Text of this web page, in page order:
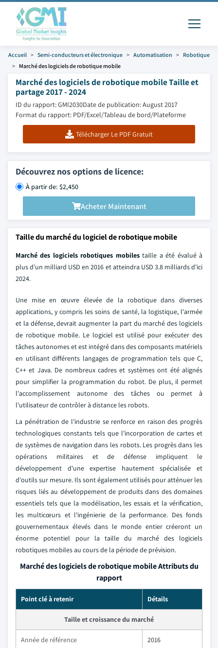
Accueil Semi-conducteurs et électronique Automatisation
Robotique
Marché des logiciels de robotique mobile
Marché des logiciels de robotique mobile Taille et
partage 2017 - 2024
ID du rapport: GMI2030Date de publication: August 2017
Format du rapport: PDF/Excel/Tableau de bord/Plateforme
Télécharger Le PDF Gratuit
Découvrez nos options de licence:
À partir de: $2,450
Acheter Maintenant
Taille du marché du logiciel de robotique mobile
Marché des logiciels robotiques mobilestaille a été évalué à
plus d'un milliard USD en 2016 et atteindra USD 3.8 milliards d'ici
2024.
Une mise en œuvre élevée de la robotique dans diverses
applications, y compris les soins de santé, la logistique, l'armée
et la défense, devrait augmenter la part du marché des logiciels
de robotique mobile. Le logiciel est utilisé pour exécuter des
tâches autonomes et est intégré dans des composants matériels
en utilisant différents langages de programmation tels que C,
C++ et Java. De nombreux cadres et systèmes ont été alignés
pour simplifier la programmation du robot. De plus, il permet
l'accomplissement autonome des tâches ou permet à
l'utilisateur de contrôler à distance les robots.
La pénétration de l'industrie se renforce en raison des progrès
technologiques constants tels que l'incorporation de cartes et
de systèmes de navigation dans les robots. Les progrès dans les
opérations militaires et de défense impliquent le
développement d'une expertise hautement spécialisée et
d'outils sur mesure. Ils sont également utilisés pour atténuer les
risques liés au développement de produits dans des domaines
essentiels tels que la modélisation, les essais et la vérification,
les multicœurs et l'ingénierie de la performance. Des fonds
gouvernementaux élevés dans le monde entier créeront un
énorme potentiel pour la taille du marché des logiciels
robotiques mobiles au cours de la période de prévision.
Marché des logiciels de robotique mobile Attributs du
rapport
Point clé à retenir Détails
Taille et croissance du marché
Année de référence 2016